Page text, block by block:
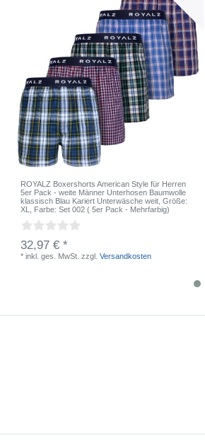
ROYALZ Boxershorts American Style für Herren
5er Pack - weite Männer Unterhosen Baumwolle
klassisch Blau Kariert Unterwäsche weit , Größe:
XL
, Farbe: Set 002 ( 5er Pack - Mehrfarbig)
32,97 € *
*inkl. ges. MwSt. zzgl.Versandkosten